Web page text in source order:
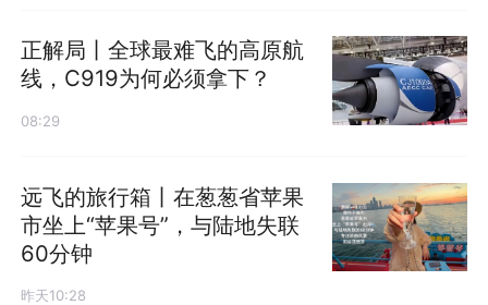
正解局丨全球最难飞的高原航
线，C919为何必须拿下？
08:29
远飞的旅行箱丨在葱葱省苹果
市坐上“苹果号”，与陆地失联
60分钟
昨天10:28